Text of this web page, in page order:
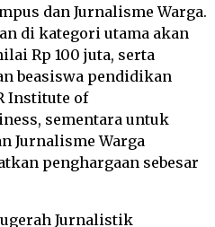
dan Jurnalisme Warga.
di kategori utama akan
Rp 100 juta, serta
beasiswa pendidikan
Institute of
sementara untuk
Jurnalisme Warga
penghargaan sebesar
Jurnalistik